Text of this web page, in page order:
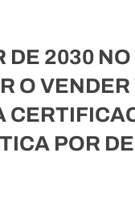
DE 2030
O
POR